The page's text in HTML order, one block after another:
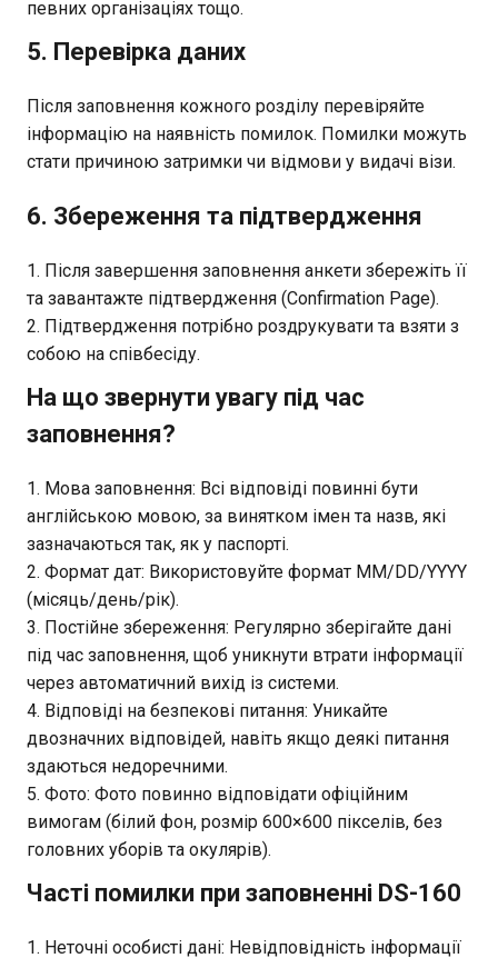
певних організаціях тощо.
5. Перевірка даних
Після заповнення кожного розділу перевіряйте
інформацію на наявність помилок. Помилки можуть
стати причиною затримки чи відмови у видачі візи.
6. Збереження та підтвердження
Після завершення заповнення анкети збережіть її
та завантажте підтвердження (Confirmation Page).
Підтвердження потрібно роздрукувати та взяти з
собою на співбесіду.
На що звернути увагу під час
заповнення?
Мова заповнення: Всі відповіді повинні бути
англійською мовою, за винятком імен та назв, які
зазначаються так, як у паспорті.
Формат дат: Використовуйте формат MM/DD/YYYY
(місяць/день/рік).
Постійне збереження: Регулярно зберігайте дані
під час заповнення, щоб уникнути втрати інформації
через автоматичний вихід із системи.
Відповіді на безпекові питання: Уникайте
двозначних відповідей, навіть якщо деякі питання
здаються недоречними.
Фото: Фото повинно відповідати офіційним
вимогам (білий фон, розмір 600×600 пікселів, без
головних уборів та окулярів).
Часті помилки при заповненні DS-160
Неточні особисті дані: Невідповідність інформації